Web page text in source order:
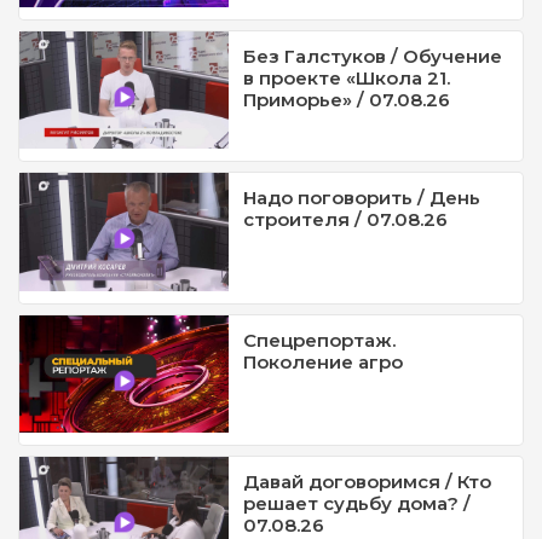
Без Галстуков / Обучение
в проекте «Школа 21.
Приморье» / 07.08.26
Надо поговорить / День
строителя / 07.08.26
Спецрепортаж.
Поколение агро
Давай договоримся / Кто
решает судьбу дома? /
07.08.26